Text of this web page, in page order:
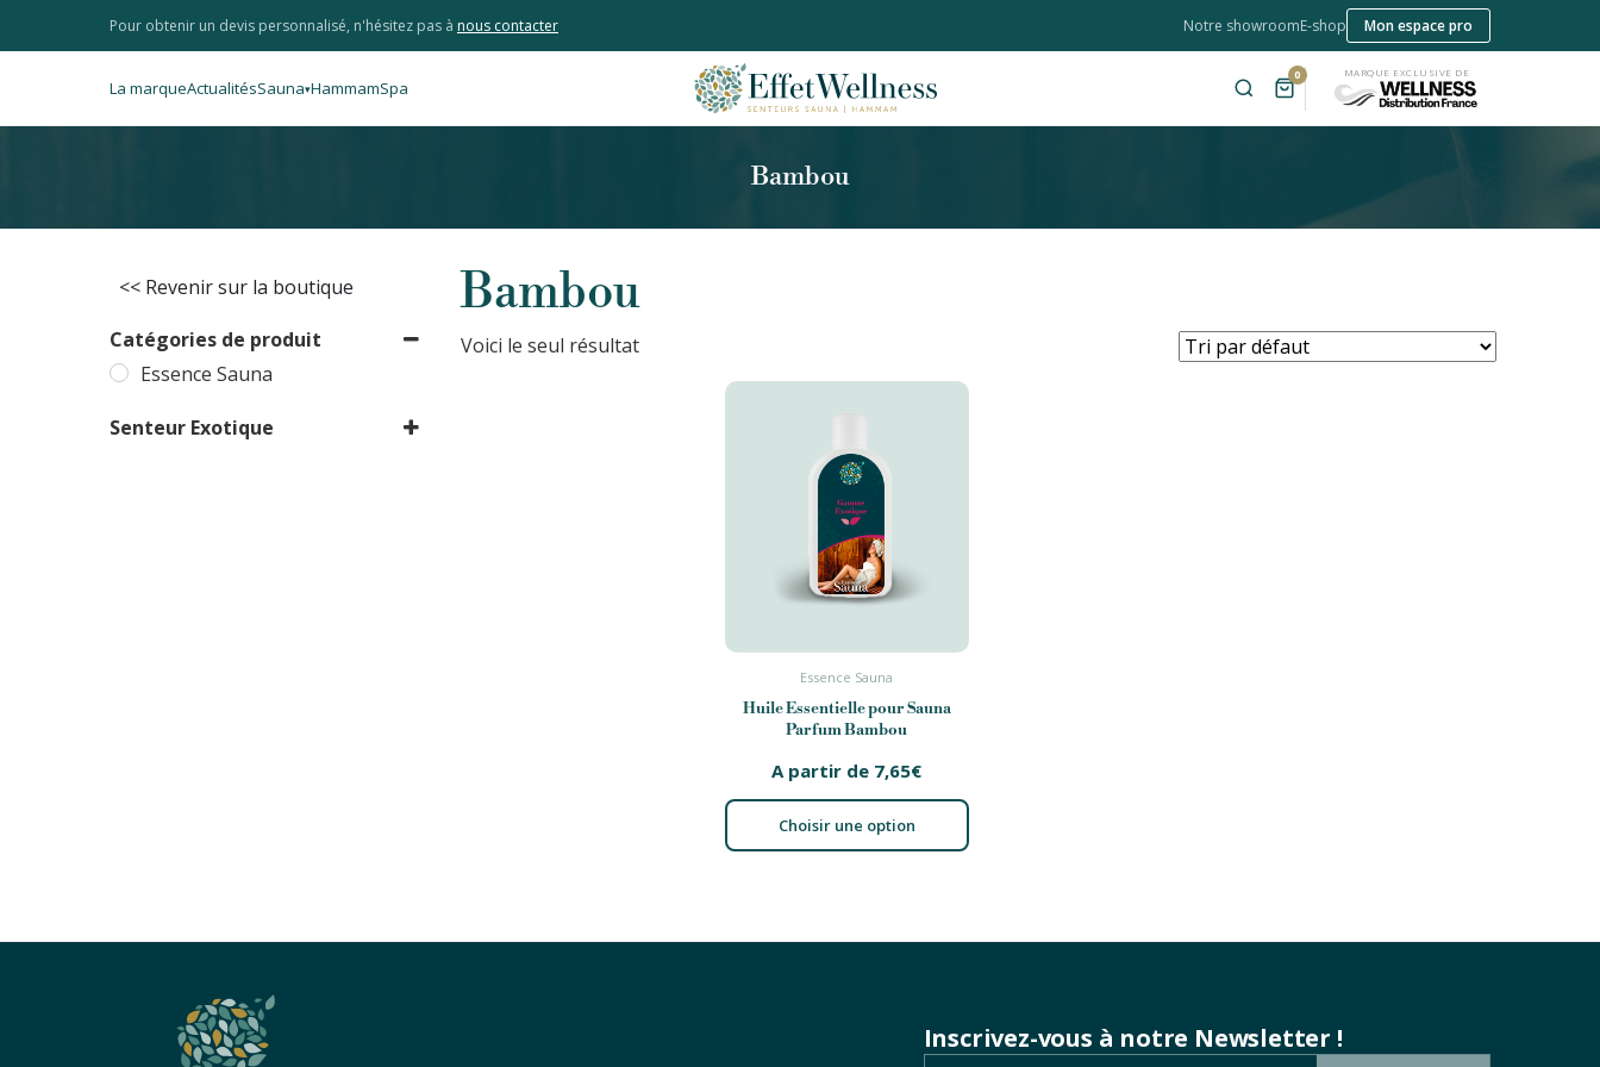
Pour obtenir un devis personnalisé, n'hésitez pas à nous contacter Notre showroomE-shop Mon espace pro
La marqueActualitésSauna▾HammamSpa
0 MARQUE EXCLUSIVE DE
Bambou
<< Revenir sur la boutique
Catégories de produit
Essence Sauna
Senteur Exotique
Bambou
Voici le seul résultat
Essence Sauna
Huile Essentielle pour Sauna
Parfum Bambou
A partir de 7,65€
Choisir une option
Inscrivez-vous à notre Newsletter !